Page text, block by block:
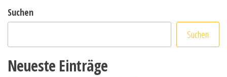
Suchen
Suchen
Neueste Einträge